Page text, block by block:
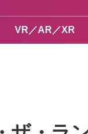
VR／AR／XR